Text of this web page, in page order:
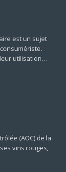
est un sujet
utilisation…
(AOC) de la
vins rouges,